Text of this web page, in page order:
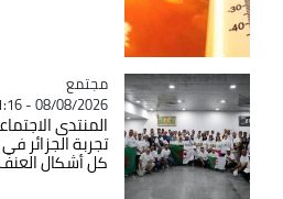
Catégorie
مجتمع
08/08/2026 - 11:16
المنتدى
تجربة الجزائر
كل أشكال العنف